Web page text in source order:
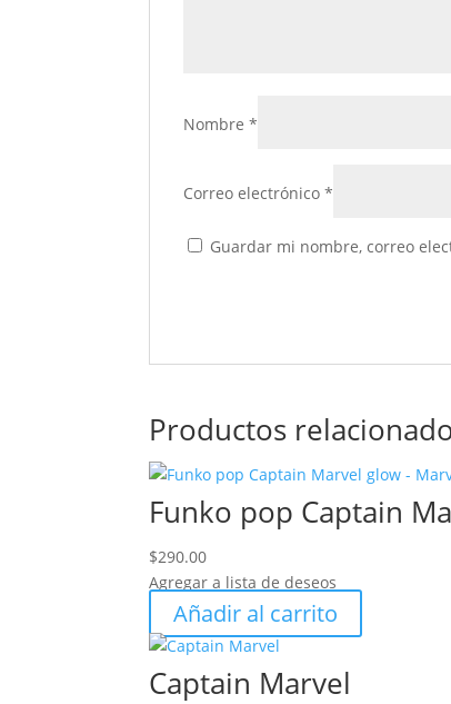
Nombre*
Correo electrónico*
Guardar mi nombre, correo
Productos
Funko pop Captain
$290.00
Agregar a lista de deseos
Añadir al carrito
Captain Marvel